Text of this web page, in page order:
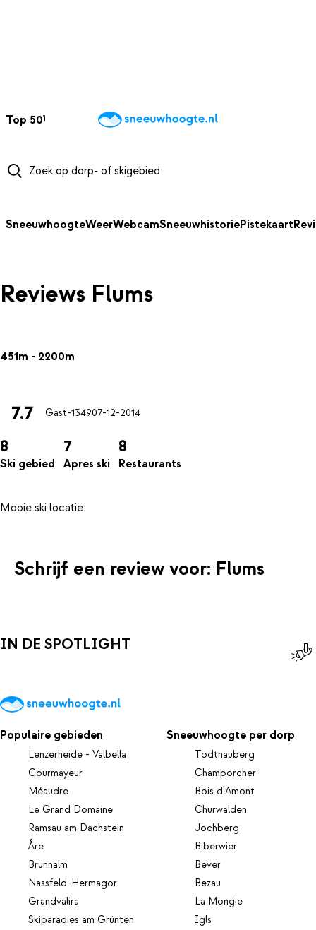
Top 50Webcams WintersportweerKaarten
SneeuwhoogteWeerWebcamSneeuwhistoriePistekaart
Reviews Flums
451m - 2200m
7.7 Gast-134907-12-2014
8
Ski gebied
7
Apres ski
8
Restaurants
Schrijf een review voor: Flums
IN DE SPOTLIGHT
Populaire gebieden
Lenzerheide - Valbella
Courmayeur
Méaudre
Le Grand Domaine
Ramsau am Dachstein
Åre
Brunnalm
Nassfeld-Hermagor
Grandvalira
Skiparadies am Grünten
Sneeuwhoogte per dorp
Todtnauberg
Champorcher
Bois d'Amont
Churwalden
Jochberg
Biberwier
Bever
Bezau
La Mongie
Igls